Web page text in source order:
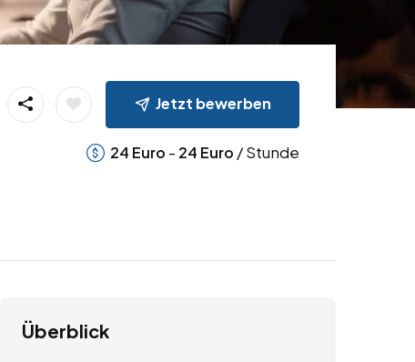
Jetzt bewerben
24 Euro - 24 Euro / Stunde
Überblick